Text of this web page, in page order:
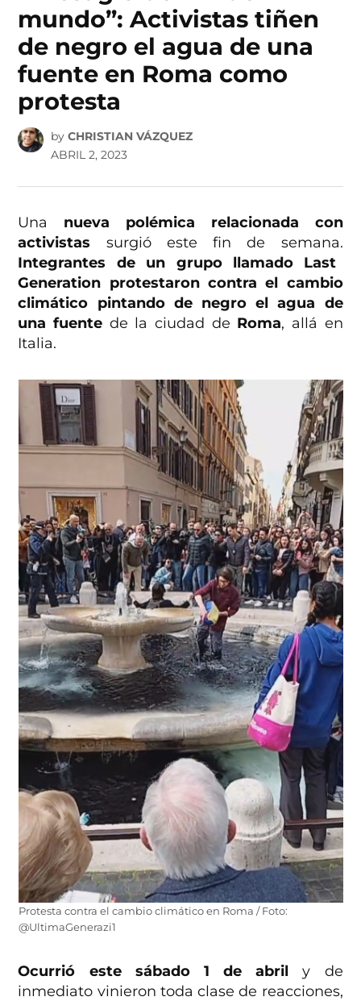
mundo”: Activistas tiñen
de negro el agua de una
fuente en Roma como
protesta
by CHRISTIAN VÁZQUEZ
ABRIL 2, 2023
Una nueva polémica relacionada con
activistas surgió este fin de semana.
Integrantes de un grupo llamado Last
Generation protestaron contra el cambio
climático pintando de negro el agua de
una fuente de la ciudad de Roma, allá en
Italia.
Protesta contra el cambio climático en Roma / Foto:
@UltimaGenerazi1
Ocurrió este sábado 1 de abril y de
inmediato vinieron toda clase de reacciones,